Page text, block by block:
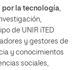
por la tecnología,
de UNIR iTED
y gestores de
y conocimientos
sociales,